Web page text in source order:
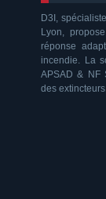
D3I,
Lyon,
réponse
incendie. La
APSAD & NF
des